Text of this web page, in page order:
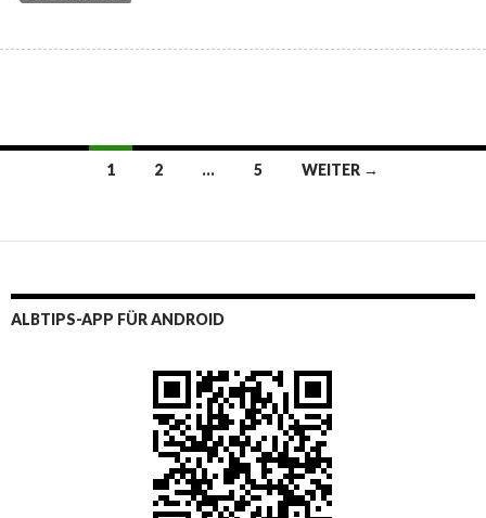
Beitragsnavigation
1 2 … 5 WEITER →
ALBTIPS-APP FÜR ANDROID